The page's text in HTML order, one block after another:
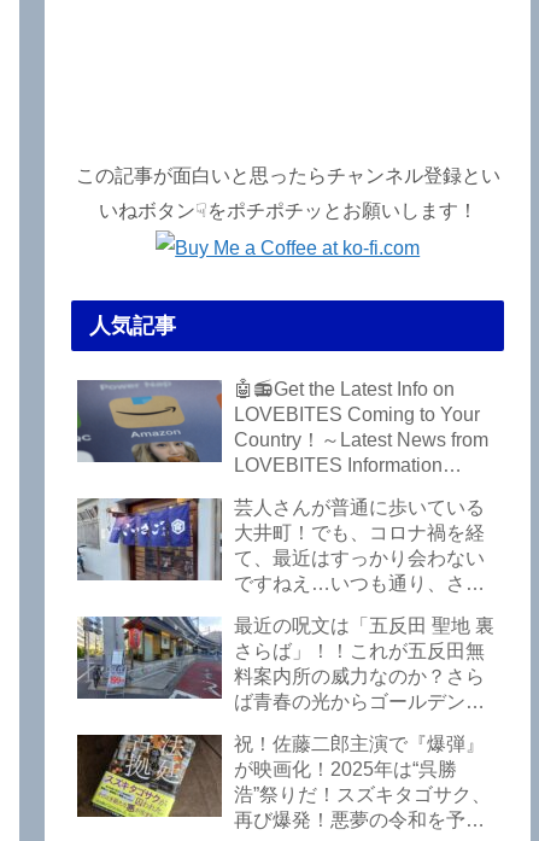
この記事が面白いと思ったらチャンネル登録とい
いねボタン☟をポチポチッとお願いします！
人気記事
🤖📻Get the Latest Info on
LOVEBITES Coming to Your
Country！～Latest News from
LOVEBITES Information
芸人さんが普通に歩いている
大井町！でも、コロナ禍を経
て、最近はすっかり会わない
ですねえ…いつも通り、さぼ
から飲んできました。私以外
にもLOVEBITESファンが数名
いるようですよ笑
最近の呪文は「五反田 聖地 裏
さらば」！！これが五反田無
料案内所の威力なのか？さら
ば青春の光からゴールデンウ
いた！激安の肉の刺し盛りが
美味い！酒もぶっちぎりで安
い！本格焼鳥 五反田「富士
屋」がオープンから３カ月で
祝！佐藤二郎主演で『爆弾』
が映画化！2025年は“呉勝
浩”祭りだ！スズキタゴサク、
再び爆発！悪夢の令和を予言